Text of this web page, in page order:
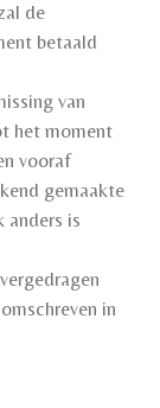
de
betaald
van
het moment
vooraf
gemaakte
is
in